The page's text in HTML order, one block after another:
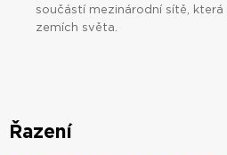
součástí mezinárodní sítě, která
zemích světa.
Řazení